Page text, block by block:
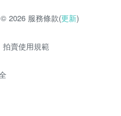
2026 服務條款(更新)
拍賣使用規範